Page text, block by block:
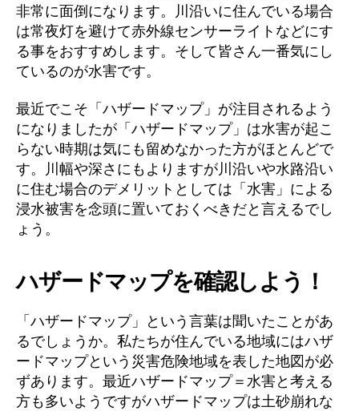
非常に面倒になります。川沿いに住んでいる場合
は常夜灯を避けて赤外線センサーライトなどにす
る事をおすすめします。そして皆さん一番気にし
ているのが水害です。
最近でこそ「ハザードマップ」が注目されるよう
になりましたが「ハザードマップ」は水害が起こ
らない時期は気にも留めなかった方がほとんどで
す。川幅や深さにもよりますが川沿いや水路沿い
に住む場合のデメリットとしては「水害」による
浸水被害を念頭に置いておくべきだと言えるでし
ょう。
ハザードマップを確認しよう！
「ハザードマップ」という言葉は聞いたことがあ
るでしょうか。私たちが住んでいる地域にはハザ
ードマップという災害危険地域を表した地図が必
ずあります。最近ハザードマップ＝水害と考える
方も多いようですがハザードマップは土砂崩れな